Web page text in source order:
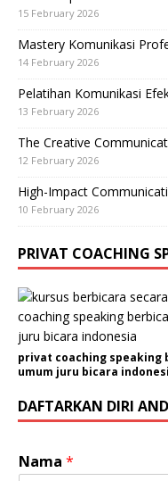
15 February 2026
Mastery Komunikasi
14 February 2026
Pelatihan Komunikasi
13 February 2026
The Creative
12 February 2026
High-Impact
10 February 2026
PRIVAT COACHING
privat coaching speaking
umum juru bicara
DAFTARKAN DIRI
Nama *